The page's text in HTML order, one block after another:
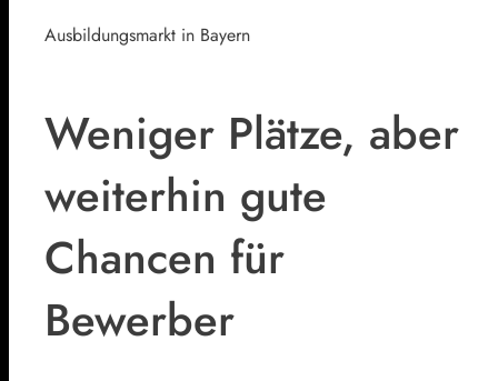
Ausbildungsmarkt in Bayern
Weniger Plätze, aber
weiterhin gute
Chancen für
Bewerber